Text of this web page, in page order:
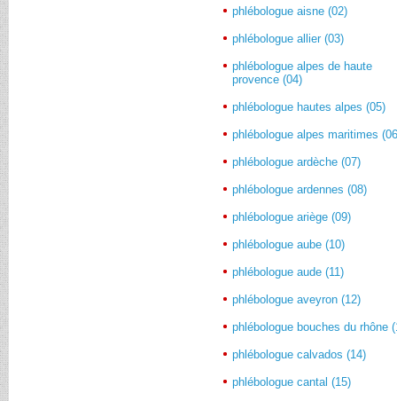
phlébologue aisne (02)
phlébologue allier (03)
phlébologue alpes de haute
provence (04)
phlébologue hautes alpes (05)
phlébologue alpes maritimes
phlébologue ardèche (07)
phlébologue ardennes (08)
phlébologue ariège (09)
phlébologue aube (10)
phlébologue aude (11)
phlébologue aveyron (12)
phlébologue bouches du rhône
phlébologue calvados (14)
phlébologue cantal (15)